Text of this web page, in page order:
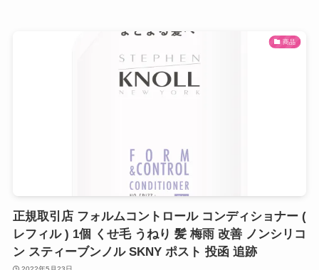
商品
正規取引店 フォルムコントロール コンディショナー (
レフィル ) 1個 くせ毛 うねり 髪 梅雨 改善 ノンシリコ
ン スティーブンノル SKNY ポスト 投函 追跡